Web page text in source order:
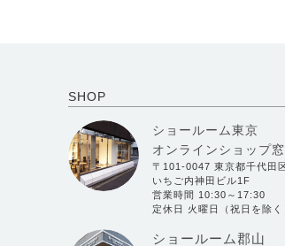
SHOP
ショールーム東京
オンラインショップ窓
〒101-0047 東京都千代田
いちご内神田ビル1F
営業時間 10:30～17:30
定休日 火曜日（祝日を除
ショールーム郡山